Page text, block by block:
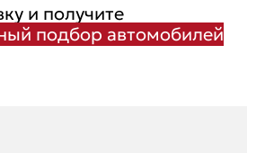
и получите
подбор автомобилей